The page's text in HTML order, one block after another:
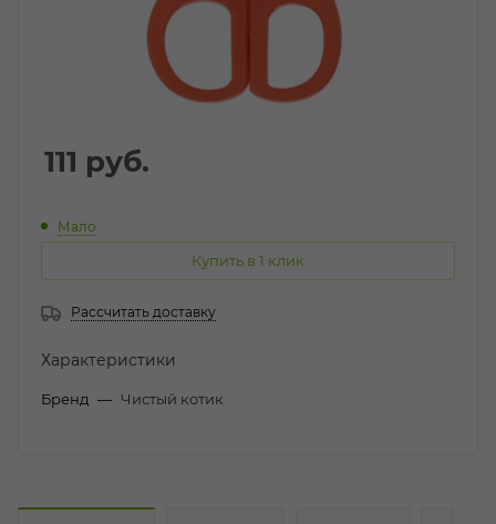
111 руб.
Мало
Купить в 1 клик
Рассчитать доставку
Характеристики
Бренд — Чистый котик